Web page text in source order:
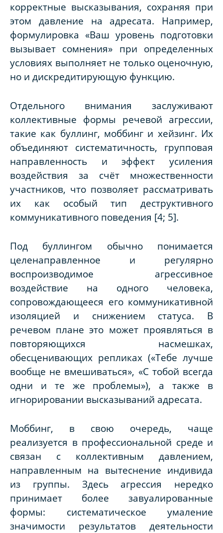
корректные высказывания, сохраняя при
этом давление на адресата. Например,
формулировка «Ваш уровень подготовки
вызывает сомнения» при определенных
условиях выполняет не только оценочную,
но и дискредитирующую функцию.
Отдельного внимания заслуживают
коллективные формы речевой агрессии,
такие как буллинг, моббинг и хейзинг. Их
объединяют систематичность, групповая
направленность и эффект усиления
воздействия за счёт множественности
участников, что позволяет рассматривать
их как особый тип деструктивного
коммуникативного поведения [4; 5].
Под буллингом обычно понимается
целенаправленное и регулярно
воспроизводимое агрессивное
воздействие на одного человека,
сопровождающееся его коммуникативной
изоляцией и снижением статуса. В
речевом плане это может проявляться в
повторяющихся насмешках,
обесценивающих репликах («Тебе лучше
вообще не вмешиваться», «С тобой всегда
одни и те же проблемы»), а также в
игнорировании высказываний адресата.
Моббинг, в свою очередь, чаще
реализуется в профессиональной среде и
связан с коллективным давлением,
направленным на вытеснение индивида
из группы. Здесь агрессия нередко
принимает более завуалированные
формы: систематическое умаление
значимости результатов деятельности